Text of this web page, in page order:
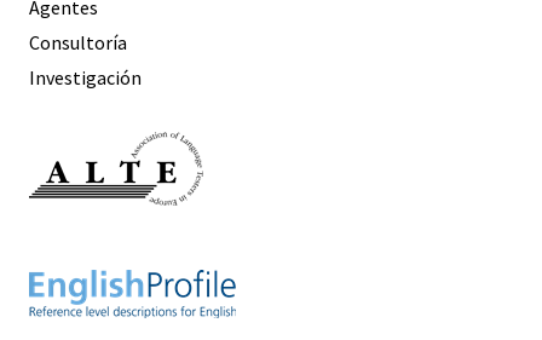
Agentes
Consultoría
Investigación